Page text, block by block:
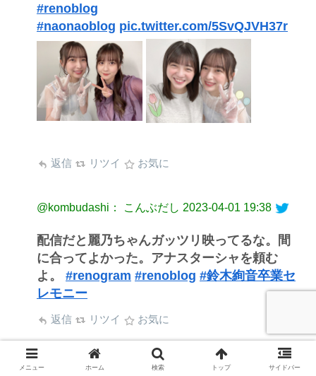
#renoblog
#naonaoblog pic.twitter.com/5SvQJVH37r
返信 リツイ お気に
@kombudashi： こんぶだし 2023-04-01 19:38
配信だと麗乃ちゃんガッツリ映ってるな。間
に合ってよかった。アナスターシャを頼む
よ。 #renogram #renoblog #鈴木絢音卒業セ
レモニー
返信 リツイ お気に
@tweet_oyajisan_： ついーとおじさん
メニュー ホーム 検索 トップ サイドバー